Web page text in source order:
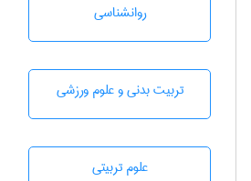
روانشناسی
تربيت بدنی و علوم ورزشی
علوم تربيتی